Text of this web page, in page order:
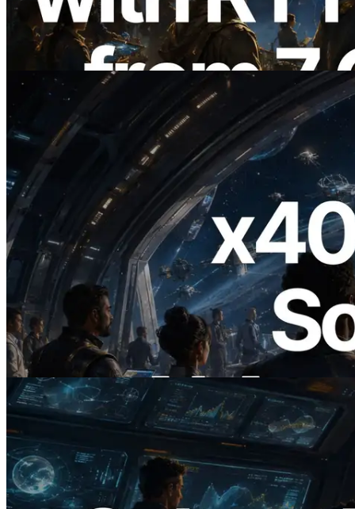
Validators Information API cũng chính
thức ra mắt
Đọc bài viết này
2026.07.04
ERPC ra mắt Solana RPC hỗ trợ x402 —
Mở ra thời đại AI Agent trả tiền theo nhu
cầu cho API cần dùng
Đọc bài viết này